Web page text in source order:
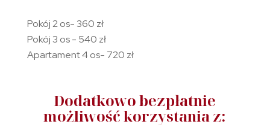
Pokój 2 os- 360 zł
Pokój 3 os - 540 zł
Apartament 4 os- 720 zł
Dodatkowo bezpłatnie
możliwość korzystania z: